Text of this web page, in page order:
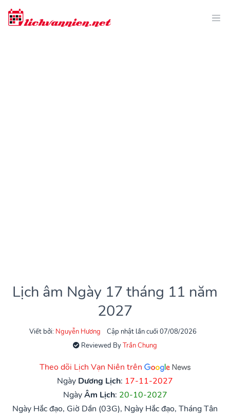
Lịch âm Ngày 17 tháng 11 năm
2027
Viết bởi: Nguyễn Hương
Cập nhật lần cuối 07/08/2026
Reviewed ByTrần Chung
Theo dõi Lịch Vạn Niên trên
Ngày Dương Lịch: 17-11-2027
NgàyÂm Lịch: 20-10-2027
Ngày Hắc đạo, Giờ Dần (03G), Ngày Hắc đạo, Tháng Tân